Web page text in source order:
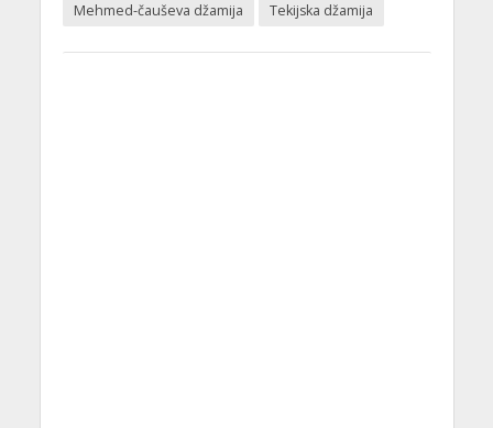
Mehmed-čauševa džamija
Tekijska džamija